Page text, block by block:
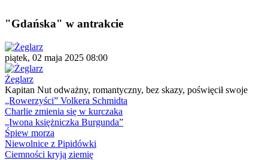
"Gdańska" w antrakcie
piątek, 02 maja 2025 08:00
Żeglarz
Kapitan Nut odważny, romantyczny, bez skazy, poświęcił swoje
„Rowerzyści” Volkera Schmidta
Charlie zmienia się w kurczaka
„Iwona księżniczka Burgunda”
Śpiew morza
Niewolnice z Pipidówki
Ciemności kryją ziemię